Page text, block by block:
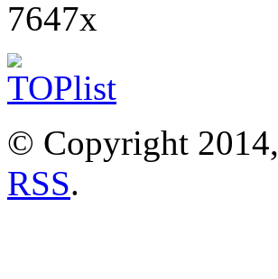
7647x
© Copyright 2014,
RSS.